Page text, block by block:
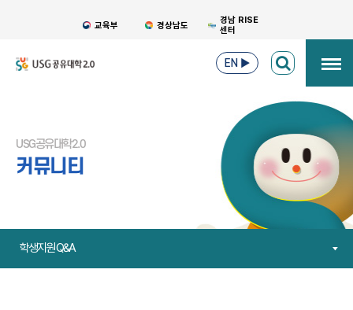
교육부 경상남도
경남 RISE
센터
EN ▶
USG공유대학2.0
커뮤니티
학생지원 Q&A